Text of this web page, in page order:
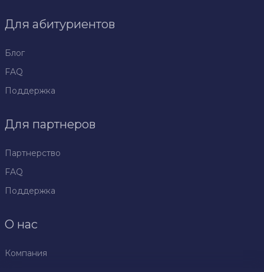
Для абитуриентов
Блог
FAQ
Поддержка
Для партнеров
Партнерство
FAQ
Поддержка
О нас
Компания